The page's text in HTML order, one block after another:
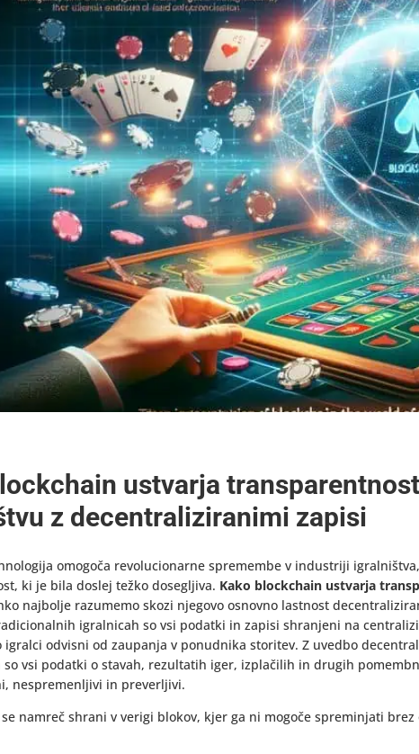
ustvarja
z decentraliziranimi zapisi
omogoča revolucionarne spremembe v industriji
ki je bila doslej težko dosegljiva. Kako blockchain ustvarja
najbolje razumemo skozi njegovo osnovno lastnost
igralnicah so vsi podatki in zapisi shranjeni na
igralci odvisni od zaupanja v ponudnika storitev. Z uvedbo
so vsi podatki o stavah, rezultatih iger, izplačilih in drugih
nespremenljivi in preverljivi.
namreč shrani v verigi blokov, kjer ga ni mogoče spreminjati